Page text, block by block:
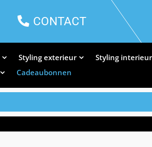
CONTACT
Styling exterieur Styling interieur
Cadeaubonnen